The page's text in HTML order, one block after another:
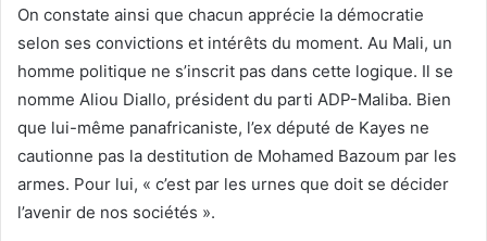
On constate ainsi que chacun apprécie la démocratie
selon ses convictions et intérêts du moment. Au Mali, un
homme politique ne s’inscrit pas dans cette logique. Il se
nomme Aliou Diallo, président du parti ADP-Maliba. Bien
que lui-même panafricaniste, l’ex député de Kayes ne
cautionne pas la destitution de Mohamed Bazoum par les
armes. Pour lui, « c’est par les urnes que doit se décider
l’avenir de nos sociétés ».